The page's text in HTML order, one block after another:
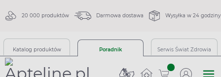
20 000 produktów Darmowa dostawa Wysyłka w 24 godziny
Katalog produktów Poradnik Serwis Świat Zdrowia
sztuk